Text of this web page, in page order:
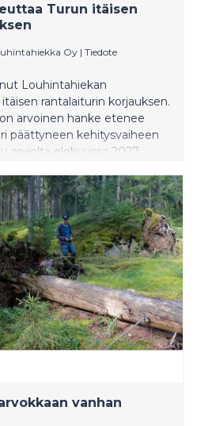
Turun itäisen
Oy | Tiedote
Louhintahiekan
rantalaiturin korjauksen.
arvoinen hanke etenee
päättyneen kehitysvaiheen
arviolta elokuussa 2027.
vanhan